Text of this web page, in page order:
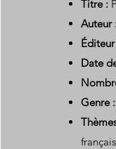
Titre :
Auteur
Date
Genre :
français